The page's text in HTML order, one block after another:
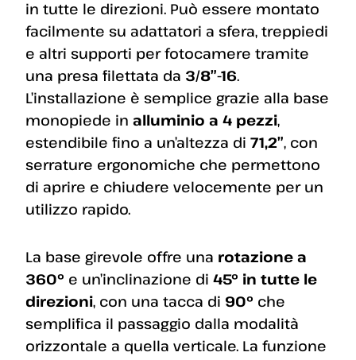
in tutte le direzioni. Può essere montato
facilmente su adattatori a sfera, treppiedi
e altri supporti per fotocamere tramite
una presa filettata da 3/8″-16.
L’installazione è semplice grazie alla base
monopiede in alluminio a 4 pezzi,
estendibile fino a un’altezza di 71,2″, con
serrature ergonomiche che permettono
di aprire e chiudere velocemente per un
utilizzo rapido.
La base girevole offre una rotazione a
360° e un’inclinazione di 45° in tutte le
direzioni, con una tacca di 90° che
semplifica il passaggio dalla modalità
orizzontale a quella verticale. La funzione